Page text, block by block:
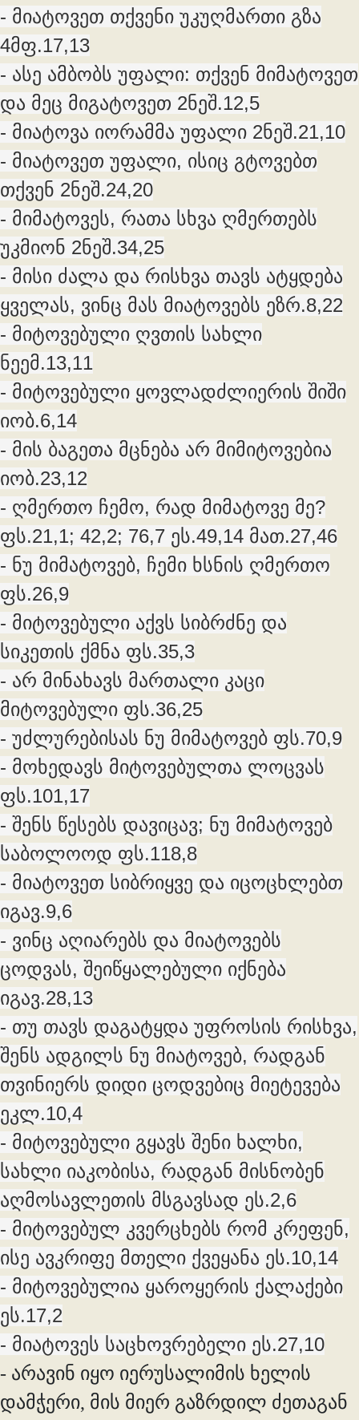
- მიატოვეთ თქვენი უკუღმართი გზა
4მფ.17,13
- ასე ამბობს უფალი: თქვენ მიმატოვეთ
და მეც მიგატოვეთ 2ნეშ.12,5
- მიატოვა იორამმა უფალი 2ნეშ.21,10
- მიატოვეთ უფალი, ისიც გტოვებთ
თქვენ 2ნეშ.24,20
- მიმატოვეს, რათა სხვა ღმერთებს
უკმიონ 2ნეშ.34,25
- მისი ძალა და რისხვა თავს ატყდება
ყველას, ვინც მას მიატოვებს ეზრ.8,22
- მიტოვებული ღვთის სახლი
ნეემ.13,11
- მიტოვებული ყოვლადძლიერის შიში
იობ.6,14
- მის ბაგეთა მცნება არ მიმიტოვებია
იობ.23,12
- ღმერთო ჩემო, რად მიმატოვე მე?
ფს.21,1; 42,2; 76,7 ეს.49,14 მათ.27,46
- ნუ მიმატოვებ, ჩემი ხსნის ღმერთო
ფს.26,9
- მიტოვებული აქვს სიბრძნე და
სიკეთის ქმნა ფს.35,3
- არ მინახავს მართალი კაცი
მიტოვებული ფს.36,25
- უძლურებისას ნუ მიმატოვებ ფს.70,9
- მოხედავს მიტოვებულთა ლოცვას
ფს.101,17
- შენს წესებს დავიცავ; ნუ მიმატოვებ
საბოლოოდ ფს.118,8
- მიატოვეთ სიბრიყვე და იცოცხლებთ
იგავ.9,6
- ვინც აღიარებს და მიატოვებს
ცოდვას, შეიწყალებული იქნება
იგავ.28,13
- თუ თავს დაგატყდა უფროსის რისხვა,
შენს ადგილს ნუ მიატოვებ, რადგან
თვინიერს დიდი ცოდვებიც მიეტევება
ეკლ.10,4
- მიტოვებული გყავს შენი ხალხი,
სახლი იაკობისა, რადგან მისნობენ
აღმოსავლეთის მსგავსად ეს.2,6
- მიტოვებულ კვერცხებს რომ კრეფენ,
ისე ავკრიფე მთელი ქვეყანა ეს.10,14
- მიტოვებულია ყაროყერის ქალაქები
ეს.17,2
- მიატოვეს საცხოვრებელი ეს.27,10
- არავინ იყო იერუსალიმის ხელის
დამჭერი, მის მიერ გაზრდილ ძეთაგან